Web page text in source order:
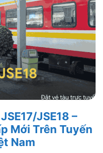
JSE18 –
Mới Trên Tuyến
Nam